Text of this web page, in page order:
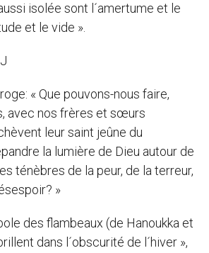
isolée sont l´amertume et le
et le vide ».
« Que pouvons-nous faire,
avec nos frères et sœurs
leur saint jeûne du
la lumière de Dieu autour de
ténèbres de la peur, de la terreur,
»
des flambeaux (de Hanoukka et
dans l´obscurité de l´hiver »,